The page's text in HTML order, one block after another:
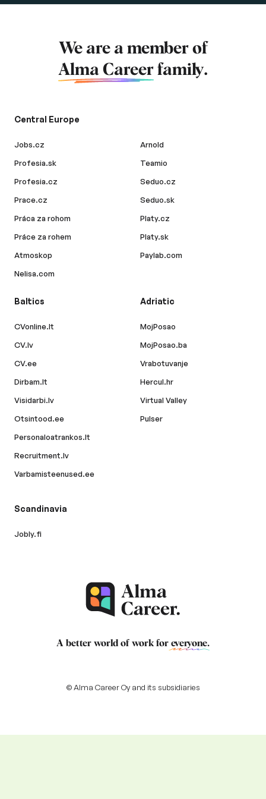
We are a member of
Alma Career family.
Central Europe
Jobs.cz
Profesia.sk
Profesia.cz
Prace.cz
Práca za rohom
Práce za rohem
Atmoskop
Nelisa.com
Arnold
Teamio
Seduo.cz
Seduo.sk
Platy.cz
Platy.sk
Paylab.com
Baltics
CVonline.lt
CV.lv
CV.ee
Dirbam.lt
Visidarbi.lv
Otsintood.ee
Personaloatrankos.lt
Recruitment.lv
Varbamisteenused.ee
Adriatic
MojPosao
MojPosao.ba
Vrabotuvanje
Hercul.hr
Virtual Valley
Pulser
Scandinavia
Jobly.fi
A better world of work for everyone.
© Alma Career Oy and its subsidiaries